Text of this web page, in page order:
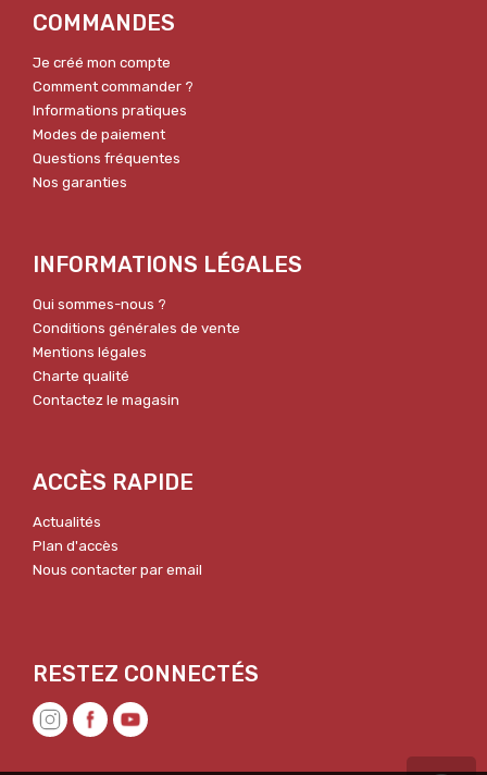
COMMANDES
Je créé mon compte
Comment commander ?
Informations pratiques
Modes de paiement
Questions fréquentes
Nos garanties
INFORMATIONS LÉGALES
Qui sommes-nous ?
Conditions générales de vente
Mentions légales
Charte qualité
Contactez le magasin
ACCÈS RAPIDE
Actualités
Plan d'accès
Nous contacter par email